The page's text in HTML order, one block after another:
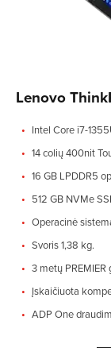
Lenovo
Intel Core i7-
14 colių 400nit
16 GB LPDDR5
512 GB NVMe
Operacinė
Svoris 1,38 kg.
3 metų PREMIER
Įskaičiuota
ADP One